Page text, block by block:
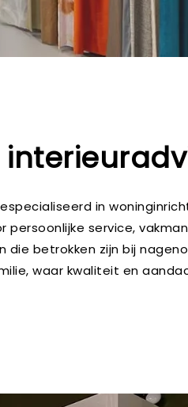
in
service,
betrokken zijn bij
waar kwaliteit en